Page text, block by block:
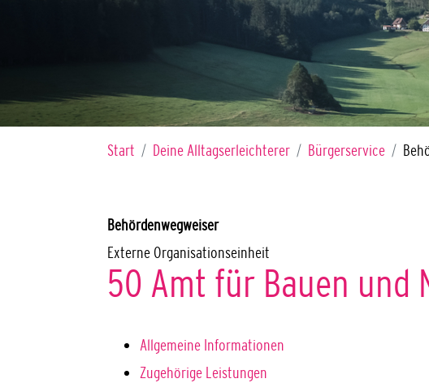
Sie sind hier:
Start Deine Alltagserleichterer Bürgerservice
Behördenwegweiser
Externe Organisationseinheit
50 Amt für Bauen und
Allgemeine Informationen
Zugehörige Leistungen